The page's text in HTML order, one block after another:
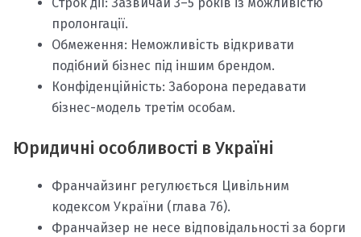
пролонгації.
Обмеження: Неможливість відкривати
подібний бізнес під іншим брендом.
Конфіденційність: Заборона передавати
бізнес-модель третім особам.
Юридичні особливості в Україні
Франчайзинг регулюється Цивільним
кодексом України (глава 76).
Франчайзер не несе відповідальності за борги